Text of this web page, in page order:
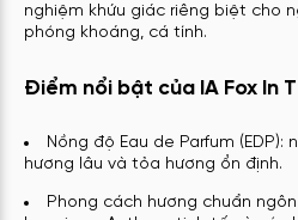
nghiệm khứu giác riêng biệt cho
phóng khoáng, cá tính.
Điểm nổi bật của IA Fox In
Nồng độ Eau de Parfum
hương lâu và tỏa hương ổn định.
Phong cách hương chuẩn